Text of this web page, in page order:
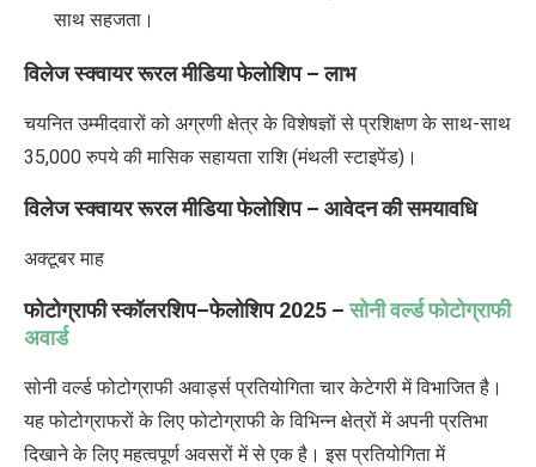
साथ सहजता।
विलेज स्क्वायर रूरल मीडिया फेलोशिप–लाभ
चयनित उम्मीदवारों को अग्रणी क्षेत्र के विशेषज्ञों से प्रशिक्षण के साथ-साथ
35,000रुपये की मासिक सहायता राशि (मंथली स्टाइपेंड)।
विलेज स्क्वायर रूरल मीडिया फेलोशिप– आवेदन की समयावधि
अक्टूबर माह
फोटोग्राफी स्कॉलरशिप–फेलोशिप2025 –सोनी वर्ल्ड फोटोग्राफी
अवार्ड
सोनी वर्ल्ड फोटोग्राफी अवार्ड्स प्रतियोगिता चार केटेगरी में विभाजित है।
यह फोटोग्राफरों के लिए फोटोग्राफी के विभिन्न क्षेत्रों में अपनी प्रतिभा
दिखाने के लिए महत्वपूर्ण अवसरों में से एक है। इस प्रतियोगिता में